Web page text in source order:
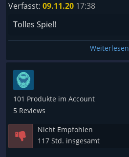
Bugs
????Spiel zerstörend
????Nervig
????Wenige
✅Man kann damit leben
????Keine
Empfehlend
✅Ja
????Nein
Verfasst: 09.11.20 17:38
Tolles Spiel!
Weiterlesen
101 Produkte im Account
5 Reviews
Nicht Empfohlen
117 Std. insgesamt